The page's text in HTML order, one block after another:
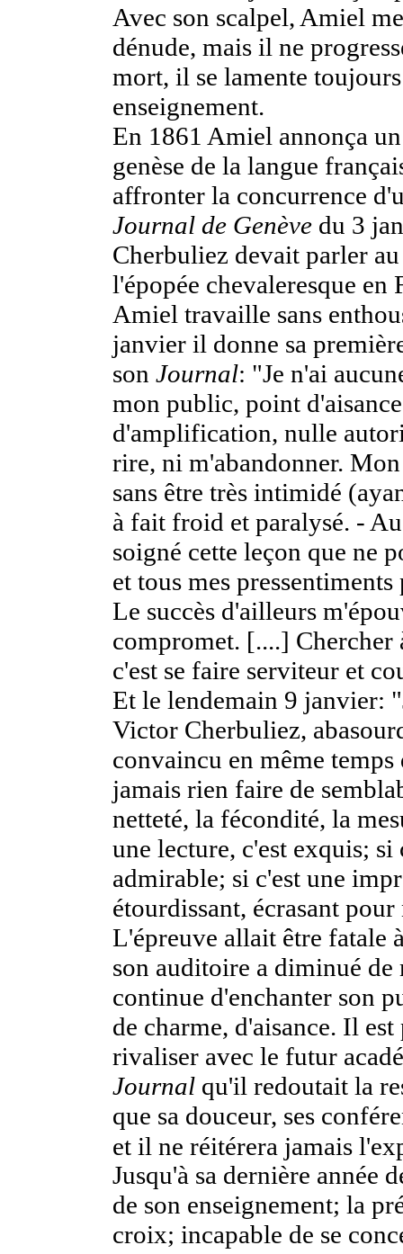
Avec son scalpel, Amiel
dénude, mais il ne
mort, il se lamente
enseignement.
En 1861 Amiel annonça
genèse de la langue
affronter la concurrence
Journal de Genève du 3
Cherbuliez devait parler
l'épopée chevaleresque en
Amiel travaille sans
janvier il donne sa
son Journal: "Je n'ai
mon public, point
d'amplification, nulle
rire, ni m'abandonner.
sans être très intimidé
à fait froid et paralysé. -
soigné cette leçon que ne
et tous mes
Le succès d'ailleurs
compromet. [....] Chercher
c'est se faire serviteur et
Et le lendemain 9 janvier:
Victor Cherbuliez,
convaincu en même
jamais rien faire de
netteté, la fécondité, la
une lecture, c'est exquis;
admirable; si c'est une
étourdissant, écrasant
L'épreuve allait être fatale
son auditoire a diminué
continue d'enchanter son
de charme, d'aisance. Il
rivaliser avec le futur
Journal qu'il redoutait la
que sa douceur, ses
et il ne réitérera jamais
Jusqu'à sa dernière année
de son enseignement; la
croix; incapable de se